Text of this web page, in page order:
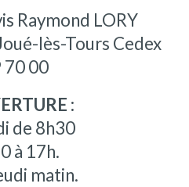
Raymond LORY
lès-Tours Cedex
70 00
:
de 8h30
à 17h.
matin.